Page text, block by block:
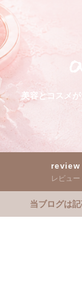
美容とコスメ
review
レビュー
当ブログは